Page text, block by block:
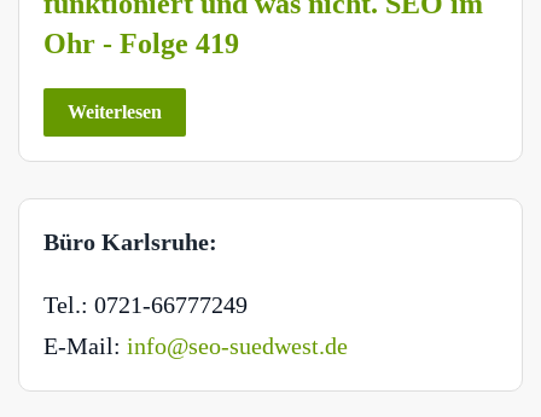
Ohr - Folge 419
Weiterlesen
Büro Karlsruhe:
Tel.: 0721-66777249
E-Mail: info@seo-suedwest.de